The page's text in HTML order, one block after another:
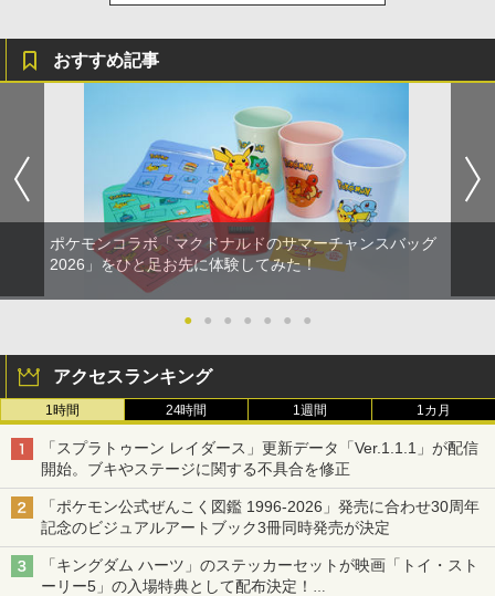
おすすめ記事
ポケモンコラボ「マクドナルドのサマーチャンスバッグ
2026」をひと足お先に体験してみた！
● ● ● ● ● ● ●
アクセスランキング
1時間 24時間 1週間 1カ月
「スプラトゥーン レイダース」更新データ「Ver.1.1.1」が配信
開始。ブキやステージに関する不具合を修正
「ポケモン公式ぜんこく図鑑 1996-2026」発売に合わせ30周年
記念のビジュアルアートブック3冊同時発売が決定
「キングダム ハーツ」のステッカーセットが映画「トイ・スト
ーリー5」の入場特典として配布決定！